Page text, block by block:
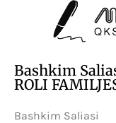
Bashkim
ROLI
Bashkim Saliasi